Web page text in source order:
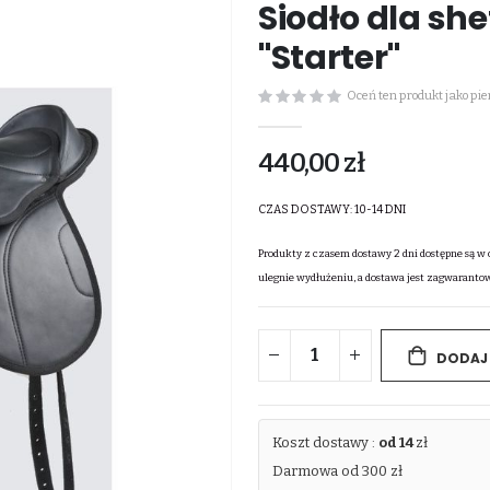
Siodło dla
"Starter"
Oceń ten produkt jako
440,00 zł
CZAS DOSTAWY:10-14 DNI
Produkty z czasem dostawy 2 dni dostępne są
ulegnie wydłużeniu, a dostawa jest
DODAJ
Koszt dostawy : od 14zł
Darmowa od 300 zł